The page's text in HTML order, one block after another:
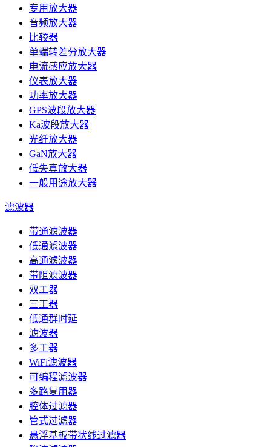
专用放大器
音频放大器
比较器
单端转差分放大器
电流感应放大器
仪表放大器
功率放大器
GPS波段放大器
Ka波段放大器
光纤放大器
GaN放大器
低失真放大器
一般用途放大器
滤波器
带通滤波器
低通滤波器
高通滤波器
带阻滤波器
双工器
三工器
低通群时延
滤波器
多工器
WiFi滤波器
可编程滤波器
多路复用器
腔体过滤器
管式过滤器
悬浮基板带状线过滤器